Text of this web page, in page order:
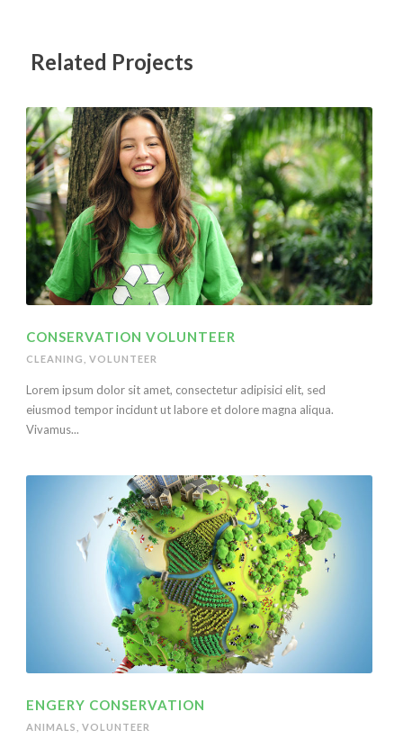
Related Projects
CONSERVATION VOLUNTEER
CLEANING VOLUNTEER
Lorem ipsum dolor sit amet, consectetur adipisici elit, sed
eiusmod tempor incidunt ut labore et dolore magna aliqua.
Vivamus...
ENGERY CONSERVATION
ANIMALS VOLUNTEER